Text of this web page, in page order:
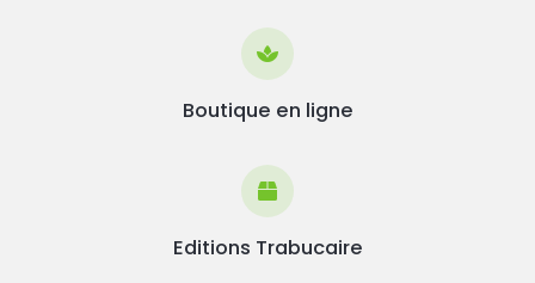
Boutique en ligne
Editions Trabucaire